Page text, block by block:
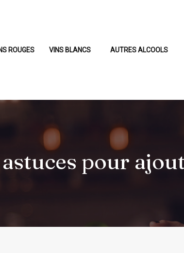
AUTRES ALCOOLS
VINS BLANCS
ROUGES
pour